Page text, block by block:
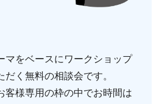
マをベースにワークショップ
く無料の相談会です。
客様専用の枠の中でお時間は